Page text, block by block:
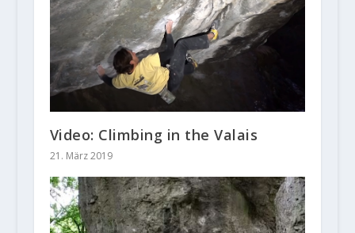
Video: Climbing in the Valais
21. März 2019